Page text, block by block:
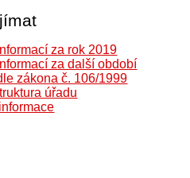
za rok 2019
za další období
zákona č. 106/1999
úřadu